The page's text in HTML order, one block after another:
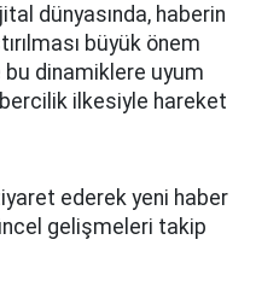
dünyasında, haberin
büyük önem
bu dinamiklere uyum
ilkesiyle hareket
ederek yeni haber
gelişmeleri takip